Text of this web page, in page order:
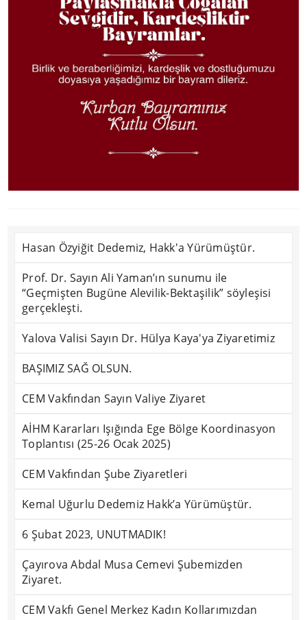
Hasan Özyiğit Dedemiz, Hakk'a Yürümüştür.
Prof. Dr. Sayın Ali Yaman’ın sunumu ile
“Geçmişten Bugüne Alevilik-Bektaşilik” söyleşisi
gerçekleşti.
Yalova Valisi Sayın Dr. Hülya Kaya'ya Ziyaretimiz
BAŞIMIZ SAĞ OLSUN.
CEM Vakfından Sayın Valiye Ziyaret
AİHM Kararları Işığında Ege Bölge Koordinasyon
Toplantısı (25-26 Ocak 2025)
CEM Vakfından Şube Ziyaretleri
Kemal Uğurlu Dedemiz Hakk’a Yürümüştür.
6 Şubat 2023, UNUTMADIK!
Çayırova Abdal Musa Cemevi Şubemizden
Ziyaret.
CEM Vakfı Genel Merkez Kadın Kollarımızdan